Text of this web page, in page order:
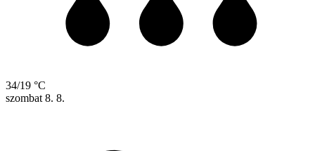
34/19 °C
szombat 8. 8.